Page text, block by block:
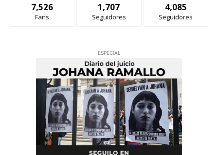
7,526
Fans
1,707
Seguidores
4,085
Seguidores
ESPECIAL